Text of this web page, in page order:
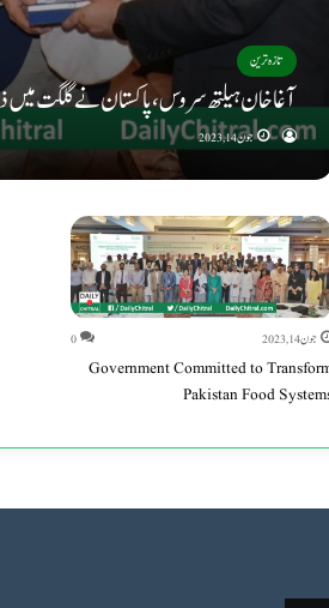
تازہ ترین
آغا خان ہیلتھ سروس، پاکستان نےگلگت
جون 14, 2023
جون 14, 2023 0
Government Committed to
Pakistan Food